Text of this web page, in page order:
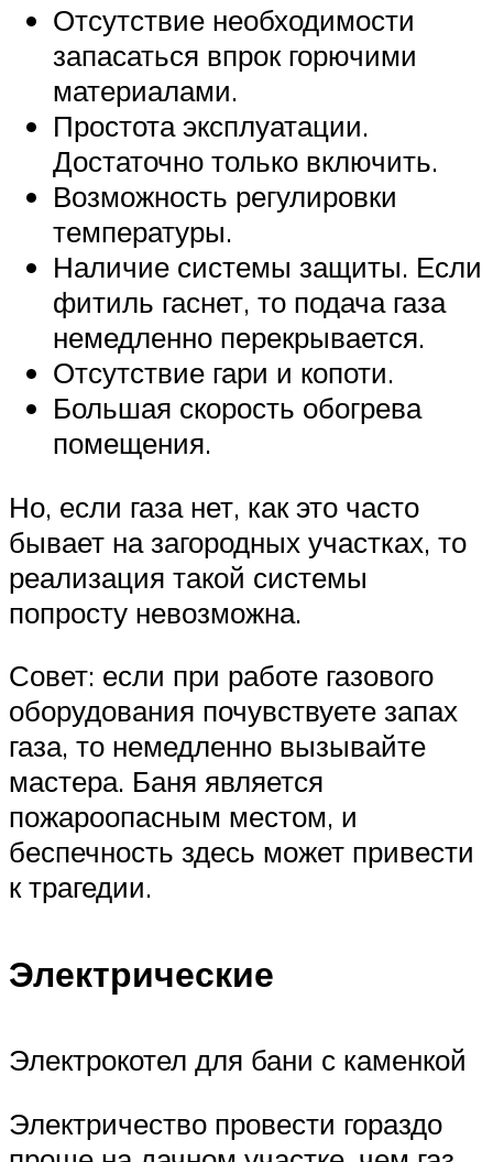
Отсутствие необходимости
запасаться впрок горючими
материалами.
Простота эксплуатации.
Достаточно только включить.
Возможность регулировки
температуры.
Наличие системы защиты. Если
фитиль гаснет, то подача газа
немедленно перекрывается.
Отсутствие гари и копоти.
Большая скорость обогрева
помещения.
Но, если газа нет, как это часто
бывает на загородных участках, то
реализация такой системы
попросту невозможна.
Совет: если при работе газового
оборудования почувствуете запах
газа, то немедленно вызывайте
мастера. Баня является
пожароопасным местом, и
беспечность здесь может привести
к трагедии.
Электрические
Электрокотел для бани с каменкой
Электричество провести гораздо